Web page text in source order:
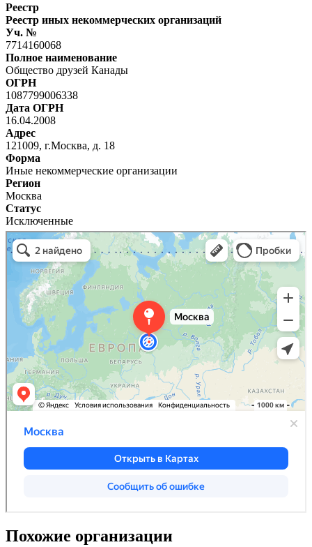
Реестр
Реестр иных некоммерческих организаций
Уч. №
7714160068
Полное наименование
Общество друзей Канады
ОГРН
1087799006338
Дата ОГРН
16.04.2008
Адрес
121009, г.Москва, д. 18
Форма
Иные некоммерческие организации
Регион
Москва
Статус
Исключенные
Похожие организации